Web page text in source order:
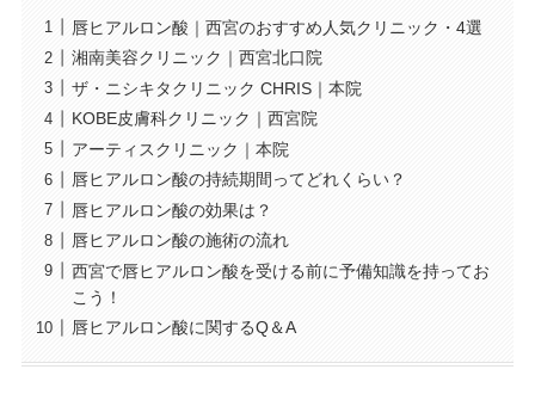
唇ヒアルロン酸｜西宮のおすすめ人気クリニック・4選
湘南美容クリニック｜西宮北口院
ザ・ニシキタクリニック CHRIS｜本院
KOBE皮膚科クリニック｜西宮院
アーティスクリニック｜本院
唇ヒアルロン酸の持続期間ってどれくらい？
唇ヒアルロン酸の効果は？
唇ヒアルロン酸の施術の流れ
西宮で唇ヒアルロン酸を受ける前に予備知識を持ってお
こう！
唇ヒアルロン酸に関するQ＆A